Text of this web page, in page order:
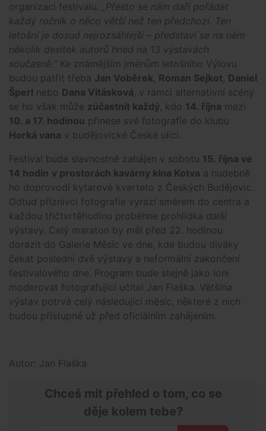
organizaci festivalu. „Přesto se nám daří pořádat
každý ročník o něco větší než ten předchozí. Ten
letošní je dosud nejrozsáhlejší – představí se na něm
několik desítek autorů hned na 13 výstavách
současně.“ Ke známějším jménům letošního Výlovu
budou patřit třeba Jan Voběrek, Roman Sejkot, Daniel
Šperl nebo Dana Vitásková, v rámci alternativní scény
se ho však může zúčastnit každý, kdo 14. října mezi
10. a 17. hodinou přinese své fotografie do klubu
Horká vana v budějovické České ulici.
Festival bude slavnostně zahájen v sobotu 15. října ve
14 hodin v prostorách kavárny kina Kotva a hudebně
ho doprovodí kytarové kvarteto z Českých Budějovic.
Odtud příznivci fotografie vyrazí směrem do centra a
každou třičtvrtěhodinu proběhne prohlídka další
výstavy. Celý maraton by měl před 22. hodinou
dorazit do Galerie Měsíc ve dne, kde budou diváky
čekat poslední dvě výstavy a neformální zakončení
festivalového dne. Program bude stejně jako loni
moderovat fotografující učitel Jan Flaška. Většina
výstav potrvá celý následující měsíc, některé z nich
budou přístupné už před oficiálním zahájením.
Autor: Jan Flaška
Chceš mít přehled o tom, co se
děje kolem tebe?